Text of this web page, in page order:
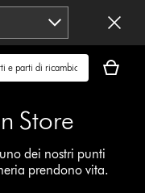
carrello
Store
dei nostri punti
prendono vita.